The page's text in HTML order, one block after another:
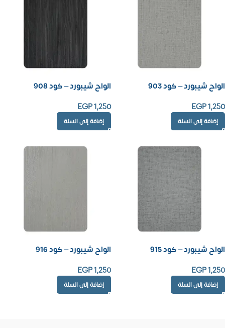
الواح شيبورد – كود 903
EGP1,250
إضافة إلى السلة
الواح شيبورد – كود 908
EGP1,250
إضافة إلى السلة
الواح شيبورد – كود 915
EGP1,250
إضافة إلى السلة
الواح شيبورد – كود 916
EGP1,250
إضافة إلى السلة